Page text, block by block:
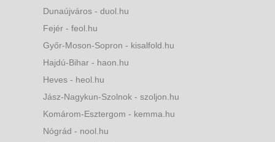
Dunaújváros - duol.hu
Fejér - feol.hu
Győr-Moson-Sopron - kisalfold.hu
Hajdú-Bihar - haon.hu
Heves - heol.hu
Jász-Nagykun-Szolnok - szoljon.hu
Komárom-Esztergom - kemma.hu
Nógrád - nool.hu